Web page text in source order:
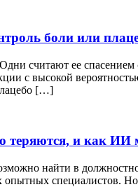
боли или
считают ее
с высокой
[…]
теряются, и как ИИ
найти в
опытных специалистов.